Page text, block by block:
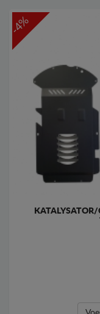
-4%